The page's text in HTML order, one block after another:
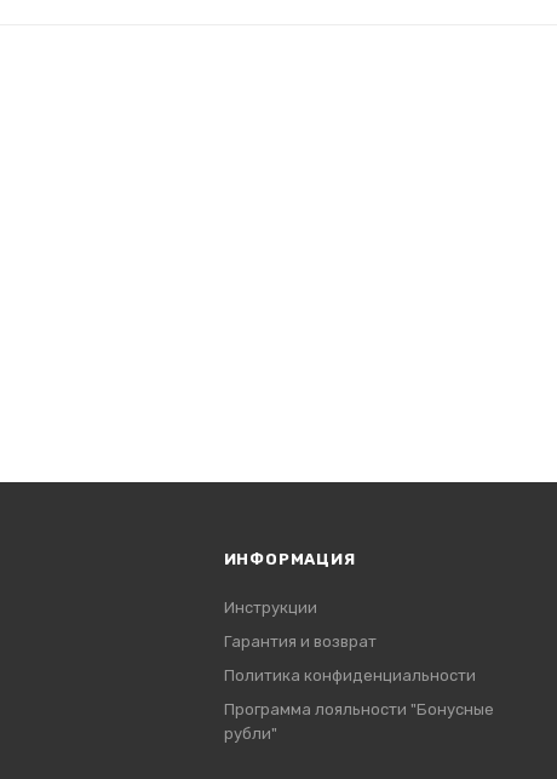
ИНФОРМАЦИЯ
Инструкции
Гарантия и возврат
Политика конфиденциальности
Программа лояльности "Бонусные
рубли"